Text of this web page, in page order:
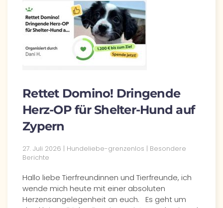
Rettet Domino! Dringende
Herz-OP für Shelter-Hund auf
Zypern
27. Juli 2026 | Hundeliebe-grenzenlos | Besondere
Berichte
Hallo liebe Tierfreundinnen und Tierfreunde, ich
wende mich heute mit einer absoluten
Herzensangelegenheit an euch. Es geht um